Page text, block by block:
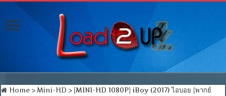
Home > Mini-HD > [MINI-HD 1080P] iBoy (2017) ไอบอย [พากย์